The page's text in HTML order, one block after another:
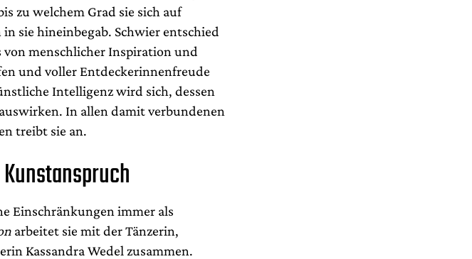
zu welchem Grad sie sich auf
sie hineinbegab. Schwier entschied
menschlicher Inspiration und
und voller Entdeckerinnenfreude
Intelligenz wird sich, dessen
In allen damit verbundenen
treibt sie an.
Einschränkungen immer als
arbeitet sie mit der Tänzerin,
Kassandra Wedel zusammen.